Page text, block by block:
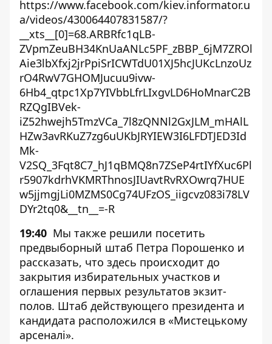
https://www.facebook.com/kiev.informator.u
a/videos/430064407831587/?
__xts__[0]=68.ARBRfc1qLB-
ZVpmZeuBH34KnUaANLc5PF_zBBP_6jM7ZROl
Aie3lbXfxj2jrPpiSrICWTdU01XJ5hcJUKcLnzoUz
rO4RwV7GHOMJucuu9ivw-
6Hb4_qtpc1Xp7YIVbbLfrLIxgvLD6HoMnarC2B
RZQgIBVek-
iZ52hwejh5TmzVCa_7l8zQNNl2GxJLM_mHAlL
HZw3avRKuZ7zg6uUKbJRYIEW3I6LFDTJED3Id
Mk-
V2SQ_3Fqt8C7_hJ1qBMQ8n7ZSeP4rtIYfXuc6Pl
r5907kdrhVKMRThnosJIUavtRvRXOwrq7HUE
w5jjmgjLi0MZMS0Cg74UFzOS_iigcvz083i78LV
DYr2tq0&__tn__=-R
19:40 Мы также решили посетить
предвыборный штаб Петра Порошенко и
рассказать, что здесь происходит до
закрытия избирательных участков и
оглашения первых результатов экзит-
полов. Штаб действующего президента и
кандидата расположился в «Мистецькому
арсеналі».